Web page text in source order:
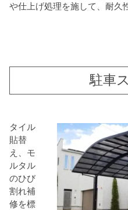
や仕上げ処理を施して、耐久
駐車
タイル
貼替
え、モ
ルタル
のひび
割れ補
修を標